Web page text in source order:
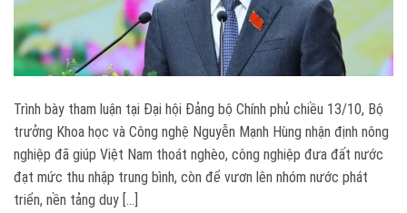
Trình bày tham luận tại Đại hội Đảng bộ Chính phủ chiều 13/10, Bộ
trưởng Khoa học và Công nghệ Nguyễn Mạnh Hùng nhận định nông
nghiệp đã giúp Việt Nam thoát nghèo, công nghiệp đưa đất nước
đạt mức thu nhập trung bình, còn để vươn lên nhóm nước phát
triển, nền tảng duy […]